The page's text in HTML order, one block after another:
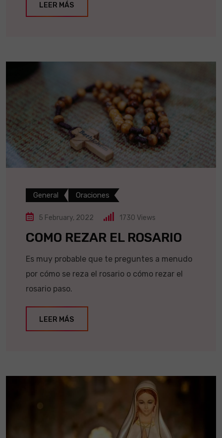
LEER MÁS
General Oraciones
5 February, 2022 1730 Views
COMO REZAR EL ROSARIO
Es muy probable que te preguntes a menudo
por cómo se reza el rosario o cómo rezar el
rosario paso.
LEER MÁS